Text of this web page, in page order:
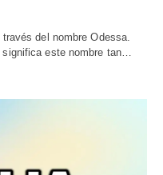
del nombre Odessa.
este nombre tan…